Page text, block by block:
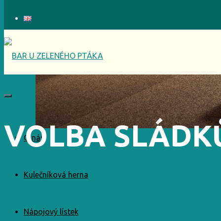
O nás
Kulečníková herna
Nápojový lístek
VOLBA